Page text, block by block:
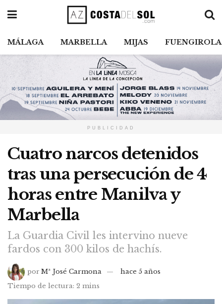
MÁLAGA MARBELLA MIJAS FUENGIROLA
PUBLICIDAD
Cuatro narcos detenidos
tras una persecución de 4
horas entre Manilva y
Marbella
La Guardia Civil les intervino nueve
fardos con 300 kilos de hachís.
por Mª José Carmona
hace 5 años
Tiempo de lectura: 2 mins